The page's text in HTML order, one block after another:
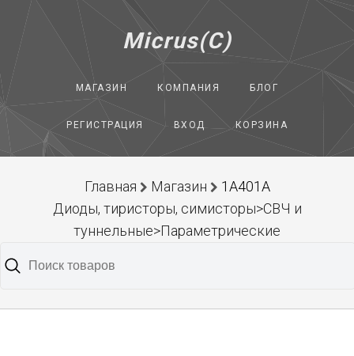
Micrus(C)
МАГАЗИН КОМПАНИЯ БЛОГ
РЕГИСТРАЦИЯ ВХОД КОРЗИНА
Главная Магазин
1А401А
Диоды, тиристоры, симисторы>СВЧ и
туннельные>Параметрические